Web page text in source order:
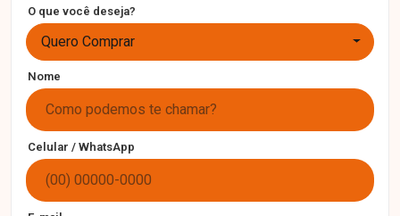
O que você deseja?
Quero Comprar
Nome
Celular / WhatsApp